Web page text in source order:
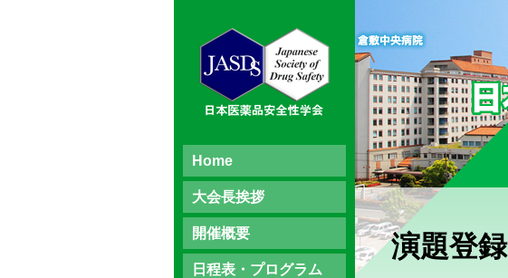
演題登録
Home
大会長挨拶
開催概要
日程表・プログラム